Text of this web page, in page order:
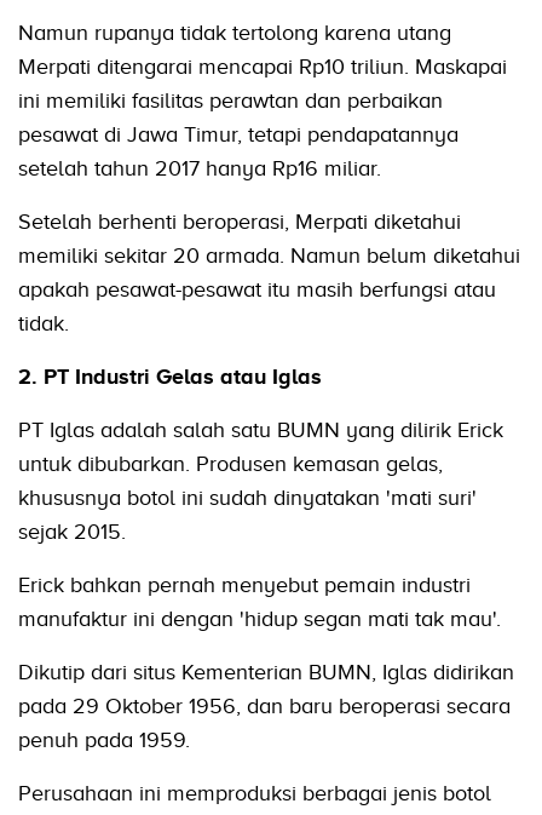
Namun rupanya tidak tertolong karena utang
Merpati ditengarai mencapai Rp10 triliun. Maskapai
ini memiliki fasilitas perawtan dan perbaikan
pesawat di Jawa Timur, tetapi pendapatannya
setelah tahun 2017 hanya Rp16 miliar.
Setelah berhenti beroperasi, Merpati diketahui
memiliki sekitar 20 armada. Namun belum diketahui
apakah pesawat-pesawat itu masih berfungsi atau
tidak.
2. PT Industri Gelas atau Iglas
PT Iglas adalah salah satu BUMN yang dilirik Erick
untuk dibubarkan. Produsen kemasan gelas,
khususnya botol ini sudah dinyatakan 'mati suri'
sejak 2015.
Erick bahkan pernah menyebut pemain industri
manufaktur ini dengan 'hidup segan mati tak mau'.
Dikutip dari situs Kementerian BUMN, Iglas didirikan
pada 29 Oktober 1956, dan baru beroperasi secara
penuh pada 1959.
Perusahaan ini memproduksi berbagai jenis botol